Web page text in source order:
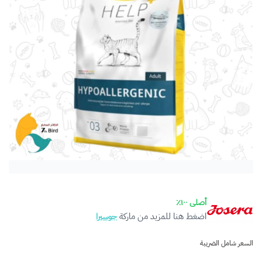
أصلى ١٠٠٪
اضغط هنا للمزيد من ماركةجوسيرا
السعر شامل الضريبة